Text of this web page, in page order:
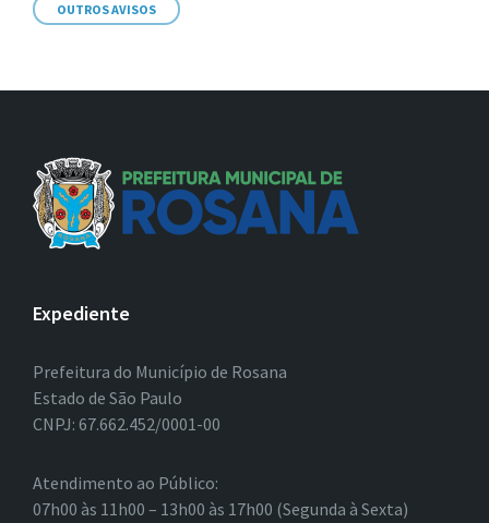
OUTROS AVISOS
Expediente
Prefeitura do Município de Rosana
Estado de São Paulo
CNPJ: 67.662.452/0001-00
Atendimento ao Público:
07h00 às 11h00 – 13h00 às 17h00 (Segunda à Sexta)